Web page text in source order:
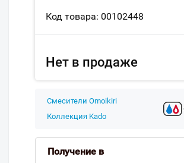
Код товара: 00102448
Нет в продаже
Смесители Omoikiri
Коллекция Kado
Получение в